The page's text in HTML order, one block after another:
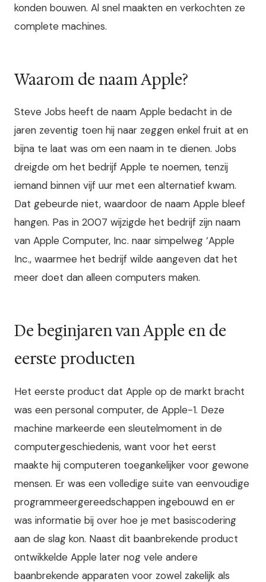
konden bouwen. Al snel maakten en verkochten ze
complete machines.
Waarom de naam Apple?
Steve Jobs heeft de naam Apple bedacht in de
jaren zeventig toen hij naar zeggen enkel fruit at en
bijna te laat was om een naam in te dienen. Jobs
dreigde om het bedrijf Apple te noemen, tenzij
iemand binnen vijf uur met een alternatief kwam.
Dat gebeurde niet, waardoor de naam Apple bleef
hangen. Pas in 2007 wijzigde het bedrijf zijn naam
van Apple Computer, Inc. naar simpelweg ‘Apple
Inc., waarmee het bedrijf wilde aangeven dat het
meer doet dan alleen computers maken.
De beginjaren van Apple en de
eerste producten
Het eerste product dat Apple op de markt bracht
was een personal computer, de Apple-1. Deze
machine markeerde een sleutelmoment in de
computergeschiedenis, want voor het eerst
maakte hij computeren toegankelijker voor gewone
mensen. Er was een volledige suite van eenvoudige
programmeergereedschappen ingebouwd en er
was informatie bij over hoe je met basiscodering
aan de slag kon. Naast dit baanbrekende product
ontwikkelde Apple later nog vele andere
baanbrekende apparaten voor zowel zakelijk als